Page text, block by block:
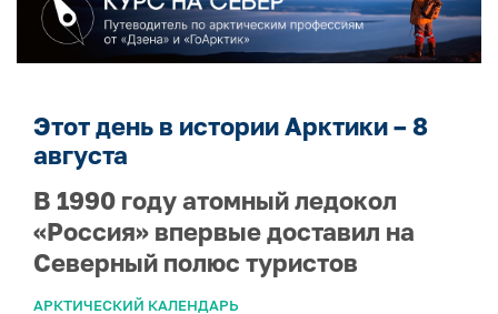
Этот день в истории Арктики – 8
августа
В 1990 году атомный ледокол
«Россия» впервые доставил на
Северный полюс туристов
АРКТИЧЕСКИЙ КАЛЕНДАРЬ